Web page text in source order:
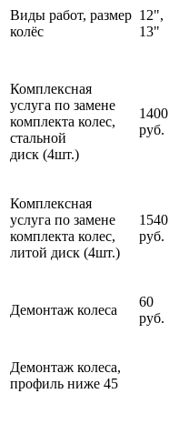
Виды работ, размер
колёс
12",
13"
Комплексная
услуга по замене
комплекта колес,
стальной
диск (4шт.)
1400
руб.
Комплексная
услуга по замене
комплекта колес,
литой диск (4шт.)
1540
руб.
Демонтаж колеса
60
руб.
Демонтаж колеса,
профиль ниже 45